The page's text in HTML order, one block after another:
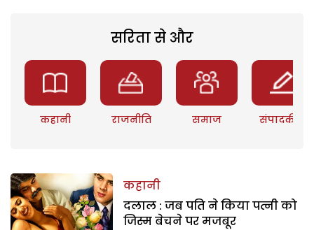
सरिता से और
कहानी राजनीति समाज संपादकीय
कहानी
दलाल : जब पति ने किया पत्नी को
जिस्म बेचने पर मजबूर